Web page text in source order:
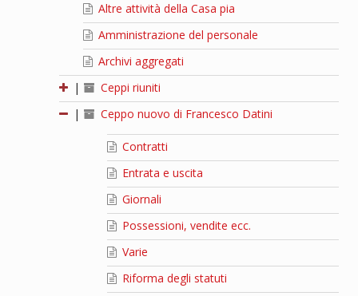
Altre attività della Casa pia
Amministrazione del personale
Archivi aggregati
|
Ceppi riuniti
|
Ceppo nuovo di Francesco Datini
Contratti
Entrata e uscita
Giornali
Possessioni, vendite ecc.
Varie
Riforma degli statuti